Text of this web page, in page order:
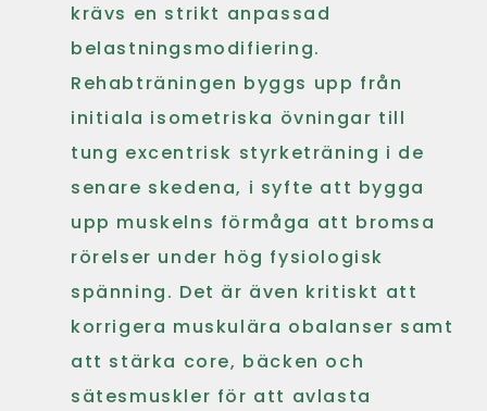
krävs en strikt anpassad
belastningsmodifiering.
Rehabträningen byggs upp från
initiala isometriska övningar till
tung excentrisk styrketräning i de
senare skedena, i syfte att bygga
upp muskelns förmåga att bromsa
rörelser under hög fysiologisk
spänning. Det är även kritiskt att
korrigera muskulära obalanser samt
att stärka core, bäcken och
sätesmuskler för att avlasta